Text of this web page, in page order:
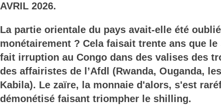
AVRIL 2026.
La partie orientale du pays avait-elle été
monétairement ? Cela faisait trente ans que
fait irruption au Congo dans des valises des
des affairistes de l’Afdl (Rwanda, Ouganda,
Kabila). Le zaïre, la monnaie d'alors, s'est
démonétisé faisant triompher le shilling.